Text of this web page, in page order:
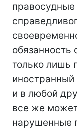
обязанность
только лишь
иностранный
и в любой
все же
нарушенные